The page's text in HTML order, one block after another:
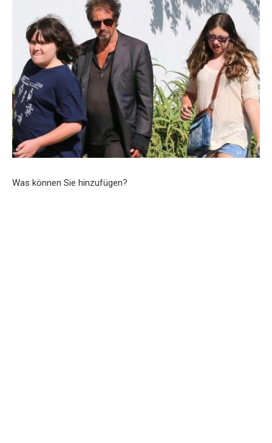
Was können Sie hinzufügen?